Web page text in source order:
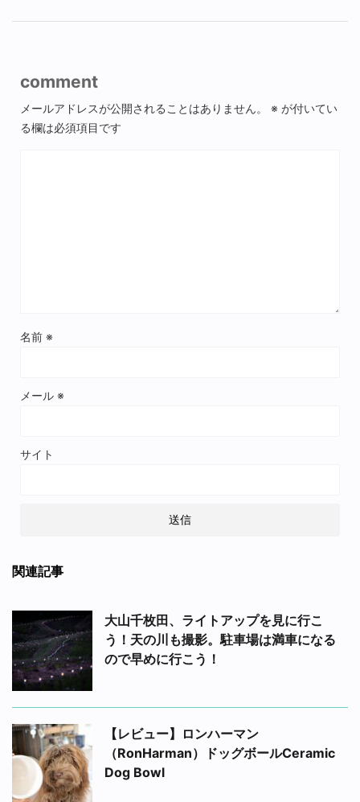
comment
メールアドレスが公開されることはありません。 ※ が付いてい
る欄は必須項目です
名前 ※
メール ※
サイト
関連記事
大山千枚田、ライトアップを見に行こ
う！天の川も撮影。駐車場は満車になる
ので早めに行こう！
【レビュー】ロンハーマン
（RonHarman）ドッグボールCeramic
Dog Bowl